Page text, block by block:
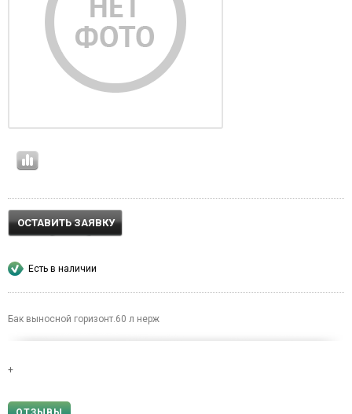
ОСТАВИТЬ ЗАЯВКУ
Есть в наличии
Бак выносной горизонт.60 л нерж
+